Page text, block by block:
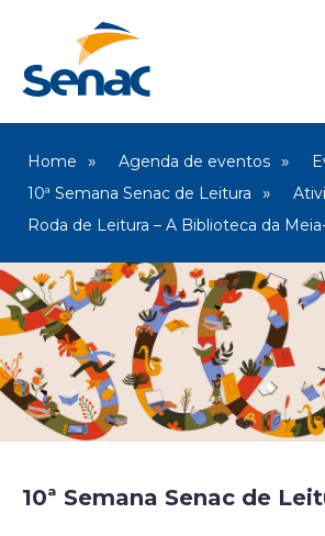
Home Agenda de eventos
10ª Semana Senac de Leitura
Roda de Leitura – A Biblioteca da
10ª Semana Senac de